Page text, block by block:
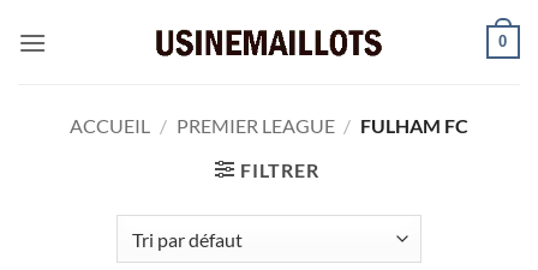
0
ACCUEIL / PREMIER LEAGUE / FULHAM FC
FILTRER